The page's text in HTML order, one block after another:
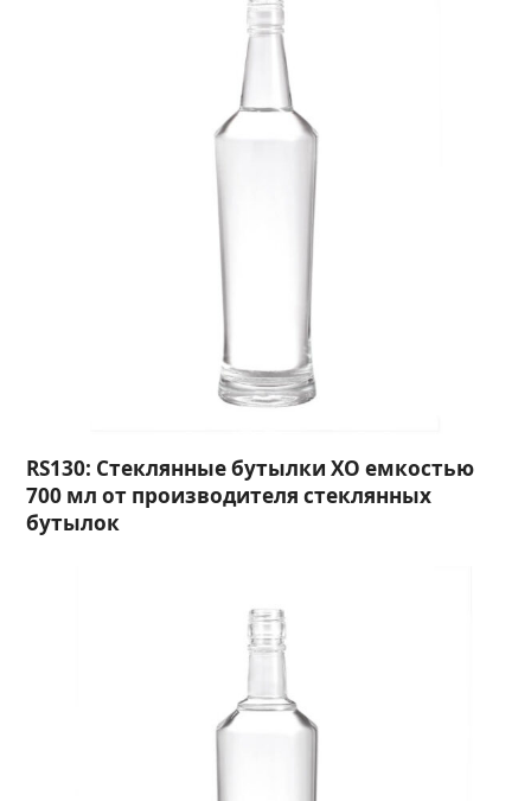
RS130: Стеклянные бутылки XO емкостью
700 мл от производителя стеклянных
бутылок